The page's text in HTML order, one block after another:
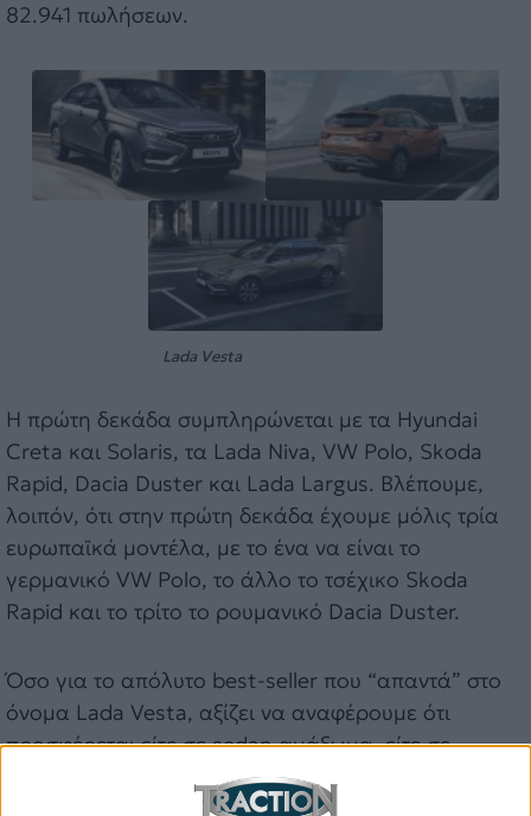
82.941 πωλήσεων.
Lada Vesta
Η πρώτη δεκάδα συμπληρώνεται με τα Hyundai
Creta και Solaris, τα Lada Niva, VW Polo, Skoda
Rapid, Dacia Duster και Lada Largus. Βλέπουμε,
λοιπόν, ότι στην πρώτη δεκάδα έχουμε μόλις τρία
ευρωπαϊκά μοντέλα, με το ένα να είναι το
γερμανικό VW Polo, το άλλο το τσέχικο Skoda
Rapid και το τρίτο το ρουμανικό Dacia Duster.
Όσο για το απόλυτο best-seller που “απαντά” στο
όνομα Lada Vesta, αξίζει να αναφέρουμε ότι
προσφέρεται είτε σε sedan αμάξωμα, είτε σε
station wagon και πρόσφατα δέχθηκε μία μικρή
αναβάθμιση. Αυτή τη στιγμή, στην ρωσική αγορά